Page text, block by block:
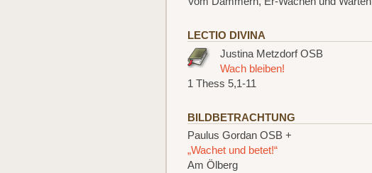
LECTIO DIVINA
Justina Metzdorf OSB
Wach bleiben!
1 Thess 5,1-11
BILDBETRACHTUNG
Paulus Gordan OSB +
„Wachet und betet!“
Am Ölberg